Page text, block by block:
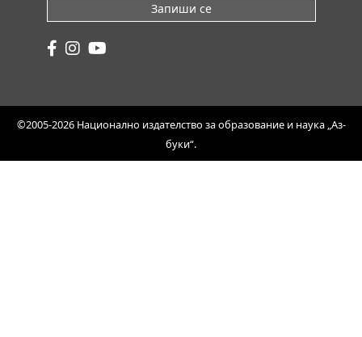
Запиши се
©2005-2026 Национално издателство за образование и наука „Аз-
буки“.